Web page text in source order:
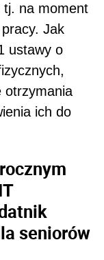
tj. na moment
Jak
ustawy o
otrzymania
ich do
seniorów